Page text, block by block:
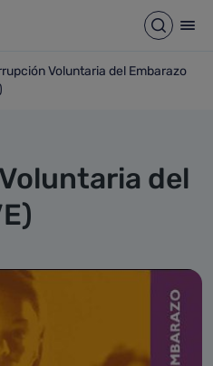
delAbrir
del camino de migas
Voluntaria del
Voluntaria del Embarazo
del